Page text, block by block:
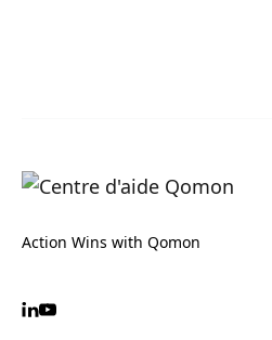
Action Wins with Qomon